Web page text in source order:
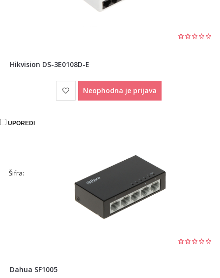
Hikvision DS-3E0108D-E
Neophodna je prijava
UPOREDI
Šifra:
Dahua SF1005